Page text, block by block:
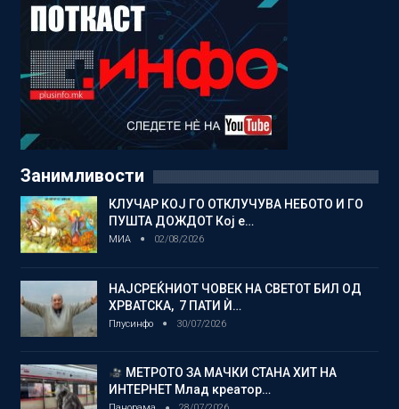
Занимливости
КЛУЧАР КОЈ ГО ОТКЛУЧУВА НЕБОТО И ГО
ПУШТА ДОЖДОТ Кој е…
МИА 02/08/2026
НАЈСРЕЌНИОТ ЧОВЕК НА СВЕТОТ БИЛ ОД
ХРВАТСКА, 7 ПАТИ Ѝ…
Плусинфо 30/07/2026
МЕТРОТО ЗА МАЧКИ СТАНА ХИТ НА
ИНТЕРНЕТ Млад креатор…